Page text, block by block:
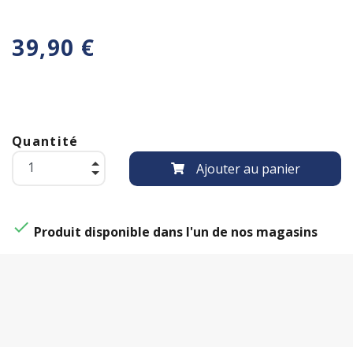
39,90 €
Quantité
Ajouter au panier
 Produit disponible dans l'un de nos magasins